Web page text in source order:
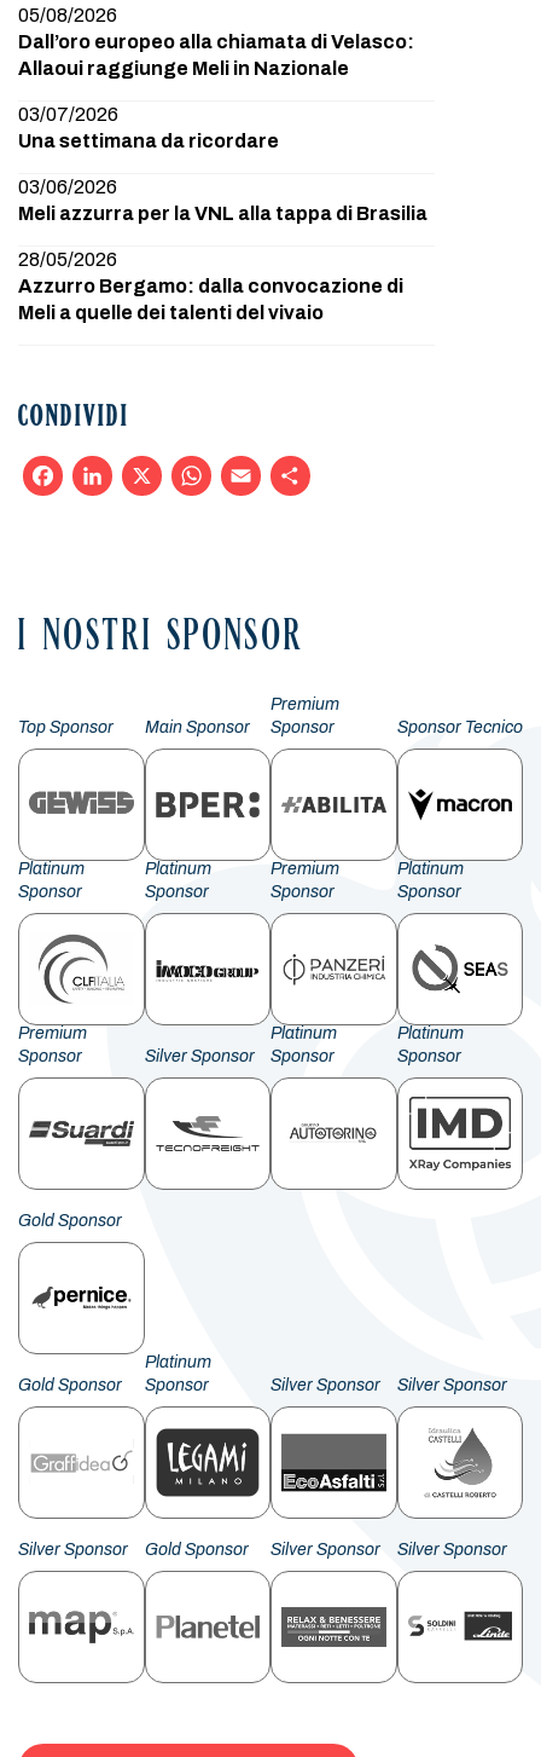
05/08/2026
Dall’oro europeo alla chiamata di Velasco:
Allaoui raggiunge Meli in Nazionale
03/07/2026
Una settimana da ricordare
03/06/2026
Meli azzurra per la VNL alla tappa di Brasilia
28/05/2026
Azzurro Bergamo: dalla convocazione di
Meli a quelle dei talenti del vivaio
CONDIVIDI
I NOSTRI SPONSOR
Top Sponsor Main Sponsor
Premium
Sponsor
Sponsor Tecnico
Platinum
Sponsor
Platinum
Sponsor
Premium
Sponsor
Platinum
Sponsor
Premium
Sponsor
Silver Sponsor
Platinum
Sponsor
Platinum
Sponsor
Gold Sponsor
Gold Sponsor
Platinum
Sponsor
Silver Sponsor Silver Sponsor
Silver Sponsor Gold Sponsor Silver Sponsor Silver Sponsor